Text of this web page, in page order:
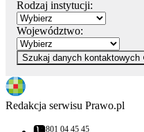
Rodzaj instytucji:
Województwo:
Szukaj danych kontaktowych
Redakcja serwisu Prawo.pl
801 04 45 45